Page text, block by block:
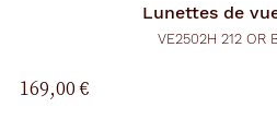
Lunettes de
VE2502H 212 OR
169,00 €